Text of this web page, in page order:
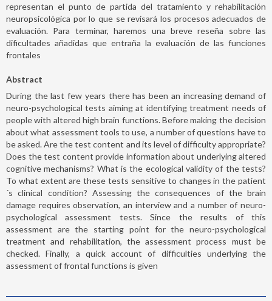
representan el punto de partida del tratamiento y rehabilitación
neuropsicológica por lo que se revisará los procesos adecuados de
evaluación. Para terminar, haremos una breve reseña sobre las
dificultades añadidas que entraña la evaluación de las funciones
frontales
Abstract
During the last few years there has been an increasing demand of
neuro-psychological tests aiming at identifying treatment needs of
people with altered high brain functions. Before making the decision
about what assessment tools to use, a number of questions have to
be asked. Are the test content and its level of difficulty appropriate?
Does the test content provide information about underlying altered
cognitive mechanisms? What is the ecological validity of the tests?
To what extent are these tests sensitive to changes in the patient
´s clinical condition? Assessing the consequences of the brain
damage requires observation, an interview and a number of neuro-
psychological assessment tests. Since the results of this
assessment are the starting point for the neuro-psychological
treatment and rehabilitation, the assessment process must be
checked. Finally, a quick account of difficulties underlying the
assessment of frontal functions is given